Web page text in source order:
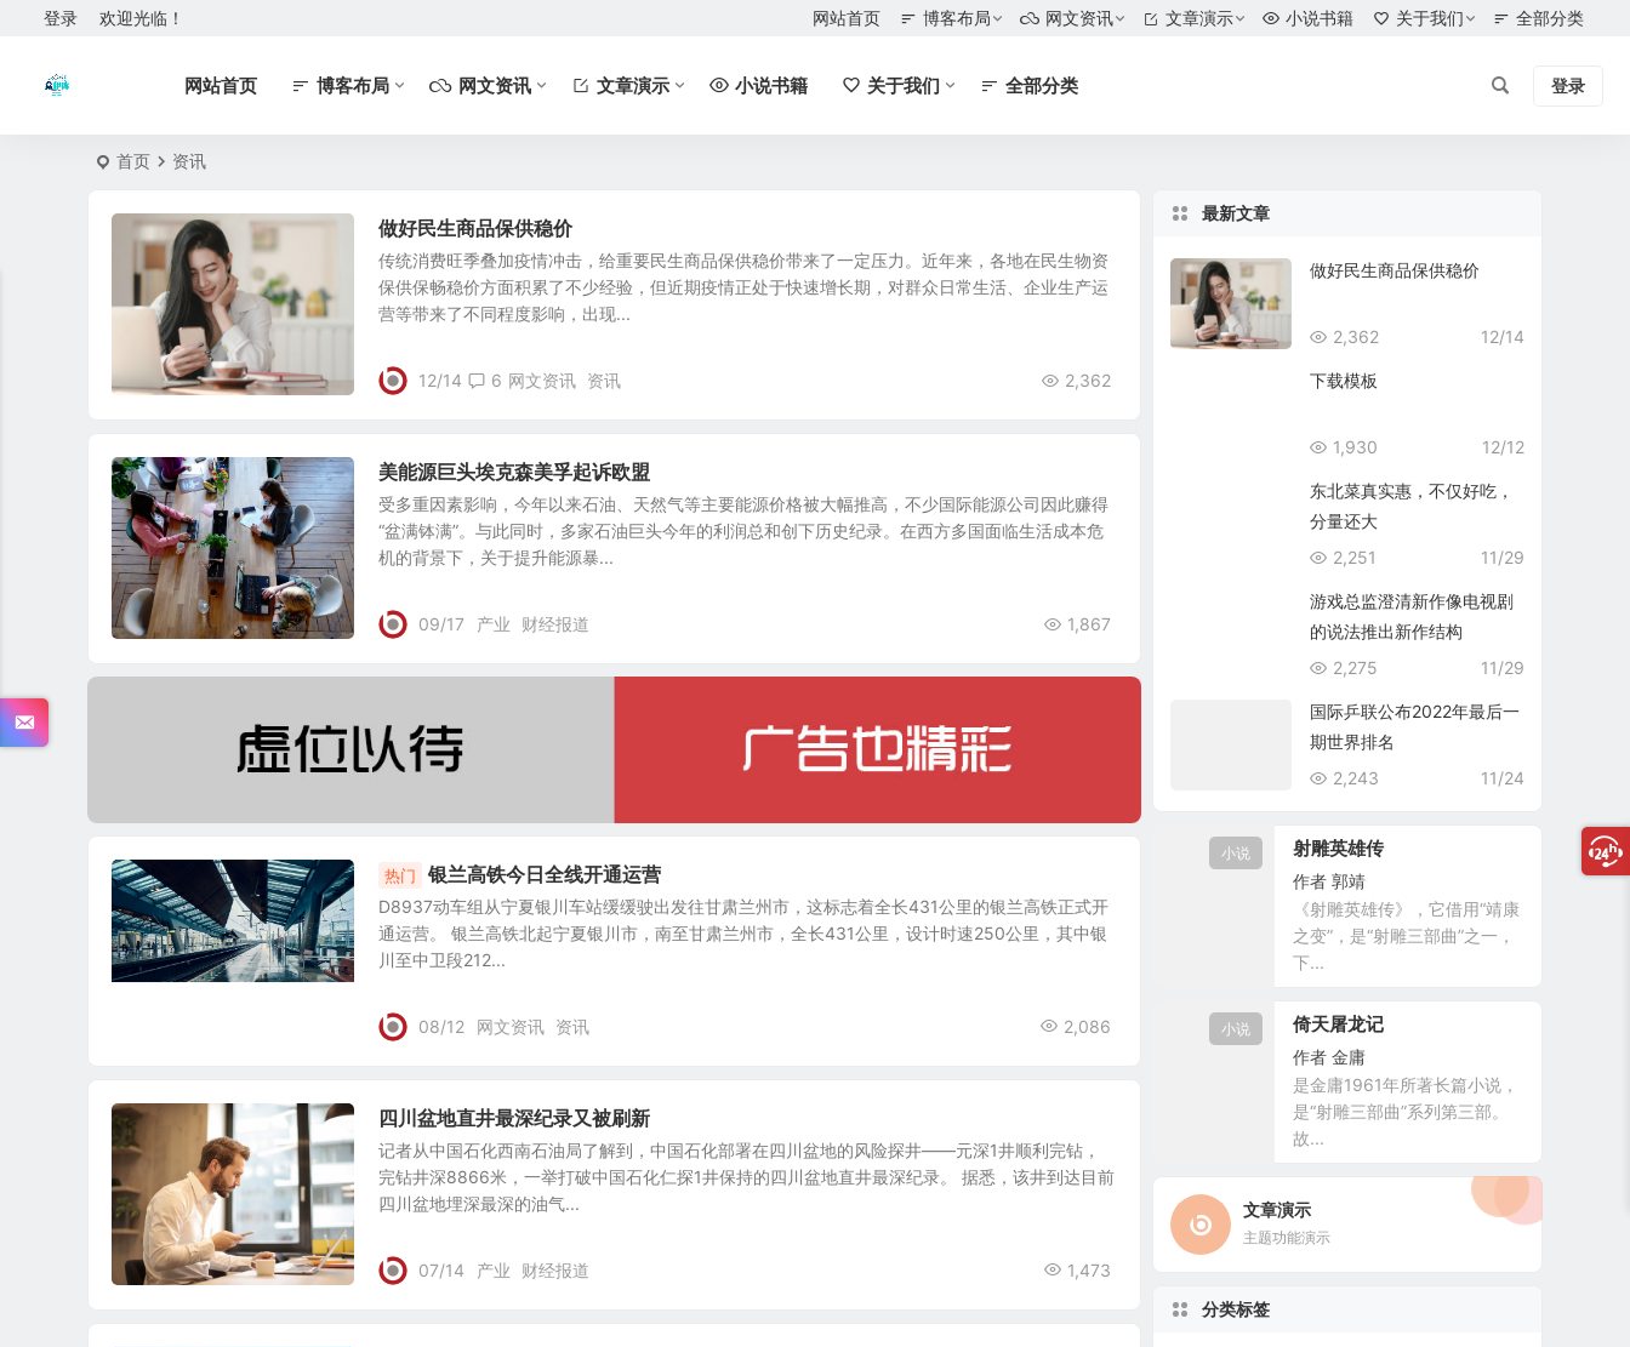
欢迎光临！
登录 网站首页 博客布局 网文资讯 文章演示 小说书籍 关于我们 全部分类
网站首页 博客布局 网文资讯 文章演示 小说书籍 关于我们 全部分类 登录
首页 资讯
做好民生商品保供稳价
传统消费旺季叠加疫情冲击，给重要民生商品保供稳价带来了一定压力。近年来，各地在民生物资
保供保畅稳价方面积累了不少经验，但近期疫情正处于快速增长期，对群众日常生活、企业生产运
营等带来了不同程度影响，出现...
12/14 2,362
6 网文资讯 资讯
美能源巨头埃克森美孚起诉欧盟
受多重因素影响，今年以来石油、天然气等主要能源价格被大幅推高，不少国际能源公司因此赚得
“盆满钵满”。与此同时，多家石油巨头今年的利润总和创下历史纪录。在西方多国面临生活成本危
机的背景下，关于提升能源暴...
09/17 1,867
产业 财经报道
热门 银兰高铁今日全线开通运营
D8937动车组从宁夏银川车站缓缓驶出发往甘肃兰州市，这标志着全长431公里的银兰高铁正式开
通运营。 银兰高铁北起宁夏银川市，南至甘肃兰州市，全长431公里，设计时速250公里，其中银
川至中卫段212...
08/12 2,086
网文资讯 资讯
四川盆地直井最深纪录又被刷新
记者从中国石化西南石油局了解到，中国石化部署在四川盆地的风险探井——元深1井顺利完钻，
完钻井深8866米，一举打破中国石化仁探1井保持的四川盆地直井最深纪录。 据悉，该井到达目前
四川盆地埋深最深的油气...
07/14 1,473
产业 财经报道
最新文章
做好民生商品保供稳价
12/14
2,362
下载模板
12/12
1,930
东北菜真实惠，不仅好吃，
分量还大
11/29
2,251
游戏总监澄清新作像电视剧
的说法推出新作结构
11/29
2,275
国际乒联公布2022年最后一
期世界排名
11/24
2,243
小说 射雕英雄传
作者 郭靖
《射雕英雄传》，它借用“靖康
之变”，是“射雕三部曲”之一，
下...
小说 倚天屠龙记
作者 金庸
是金庸1961年所著长篇小说，
是“射雕三部曲”系列第三部。
故...
文章演示
主题功能演示
分类标签